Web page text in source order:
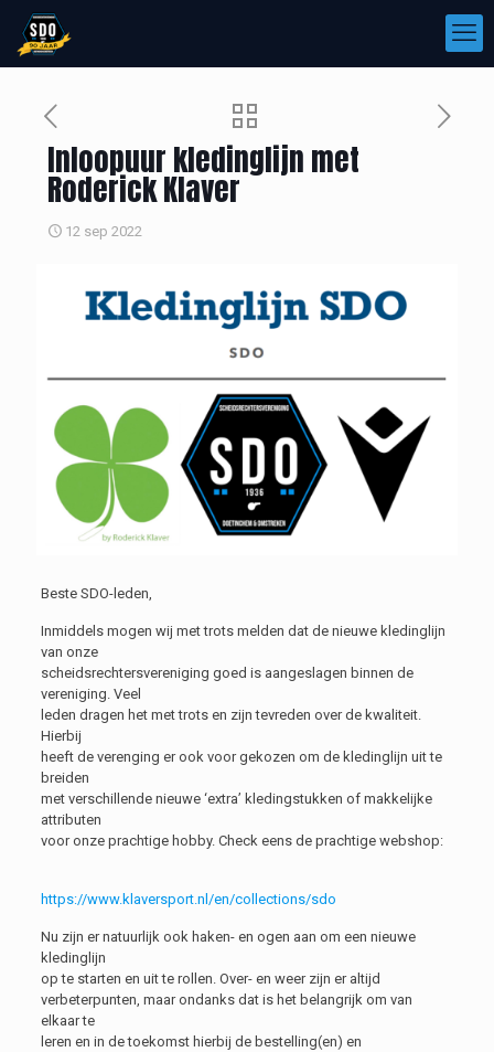
Inloopuur kledinglijn met
Roderick Klaver
12 sep 2022
Beste SDO-leden,
Inmiddels mogen wij met trots melden dat de nieuwe kledinglijn
van onze
scheidsrechtersvereniging goed is aangeslagen binnen de
vereniging. Veel
leden dragen het met trots en zijn tevreden over de kwaliteit.
Hierbij
heeft de verenging er ook voor gekozen om de kledinglijn uit te
breiden
met verschillende nieuwe ‘extra’ kledingstukken of makkelijke
attributen
voor onze prachtige hobby. Check eens de prachtige webshop:
https://www.klaversport.nl/en/collections/sdo
Nu zijn er natuurlijk ook haken- en ogen aan om een nieuwe
kledinglijn
op te starten en uit te rollen. Over- en weer zijn er altijd
verbeterpunten, maar ondanks dat is het belangrijk om van
elkaar te
leren en in de toekomst hierbij de bestelling(en) en